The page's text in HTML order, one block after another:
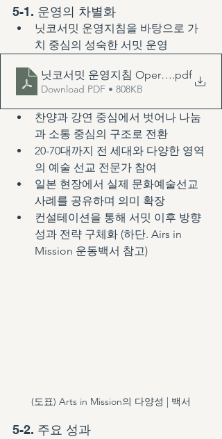
5-1. 운영의 차별화
닛코서밋 운영지침을 바탕으로 가
치 중심의 성숙한 서밋 운영
닛코서밋 운영지침 Operational
.pdf
Download PDF • 808KB
찬양과 강연 중심에서 벗어나 나눔
과 소통 중심의 구조로 전환
20-70대까지 전 세대와 다양한 영역
의 예술 선교 전문가 참여
일본 현장에서 실제 문화예술선교
사례를 공유하며 의미 확장
컨설테이션을 통해 서밋 이후 방향
성과 전략 구체화 (하단. Airs in
Mission 운동백서 참고)
(도표) Arts in Mission의 다양성 | 백서
5-2. 주요 성과